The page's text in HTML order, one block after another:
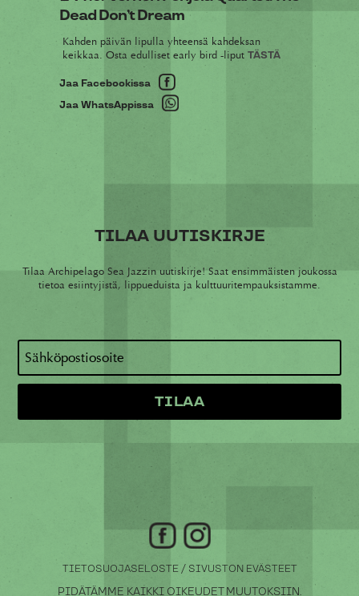
Dead Don’t Dream
Kahden päivän lipulla yhteensä kahdeksan
keikkaa. Osta edulliset early bird -liput TÄSTÄ
Jaa Facebookissa
Jaa WhatsAppissa
TILAA UUTISKIRJE
Tilaa Archipelago Sea Jazzin uutiskirje! Saat ensimmäisten joukossa
tietoa esiintyjistä, lippueduista ja kulttuuritempauksistamme.
TIETOSUOJASELOSTE/ SIVUSTON EVÄSTEET
PIDÄTÄMME KAIKKI OIKEUDET MUUTOKSIIN.